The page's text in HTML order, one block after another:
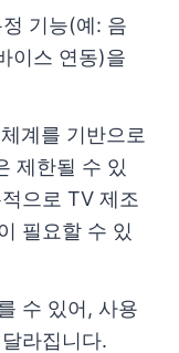
기능(예: 음
이스 연동)을
계를 기반으로
제한될 수 있
으로 TV 제조
필요할 수 있
수 있어, 사용
라집니다.